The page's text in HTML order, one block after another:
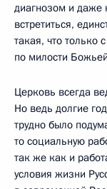
диагнозом и даже
встретиться,
такая, что только
по милости
Церковь всегда
Но ведь долгие
трудно было
то социальную
так же как и
условия жизни